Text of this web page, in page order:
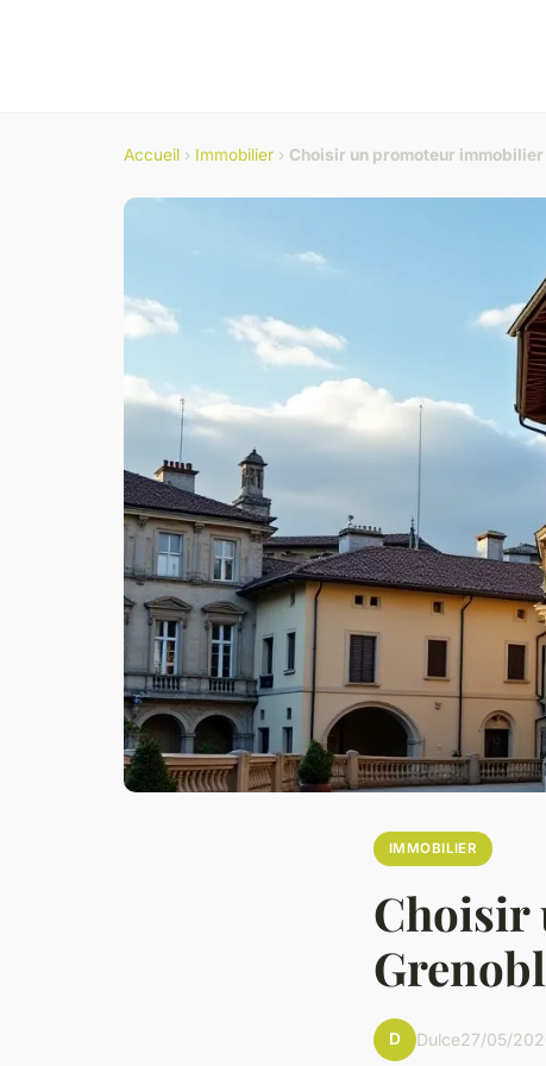
Accueil › Immobilier › Choisir un promoteur
IMMOBILIER
Choisir
D Dulce27/05/